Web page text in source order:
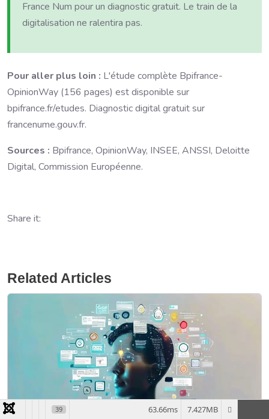
France Num pour un diagnostic gratuit. Le train de la
digitalisation ne ralentira pas.
Pour aller plus loin : L'étude complète Bpifrance-
OpinionWay (156 pages) est disponible sur
bpifrance.fr/etudes. Diagnostic digital gratuit sur
francenume.gouv.fr.
Sources : Bpifrance, OpinionWay, INSEE, ANSSI, Deloitte
Digital, Commission Européenne.
Share it:
Related Articles
39 7.427MB
63.66ms